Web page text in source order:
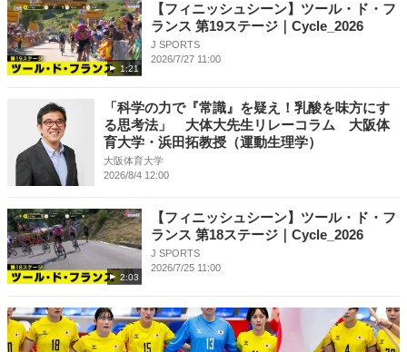
1:21
【フィニッシュシーン】ツール・ド・フ
ランス 第19ステージ｜Cycle_2026
J SPORTS
2026/7/27 11:00
「科学の力で『常識』を疑え！乳酸を味方にす
る思考法」 大体大先生リレーコラム 大阪体
育大学・浜田拓教授（運動生理学）
大阪体育大学
2026/8/4 12:00
2:03
【フィニッシュシーン】ツール・ド・フ
ランス 第18ステージ｜Cycle_2026
J SPORTS
2026/7/25 11:00